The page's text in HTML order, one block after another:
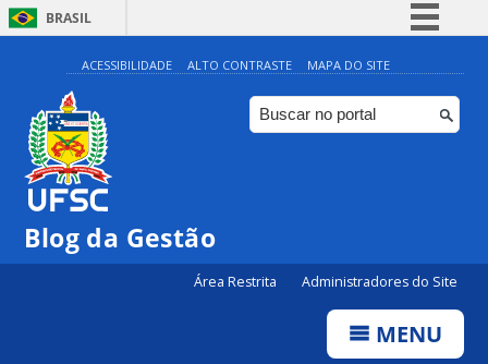
BRASIL
Simplifique!
Comunica BR
Participe
ACESSIBILIDADE ALTO CONTRASTE MAPA DO SITE
Blog da Gestão
Área Restrita Administradores do Site
MENU